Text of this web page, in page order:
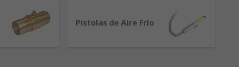
Pistolas de Aire Frío